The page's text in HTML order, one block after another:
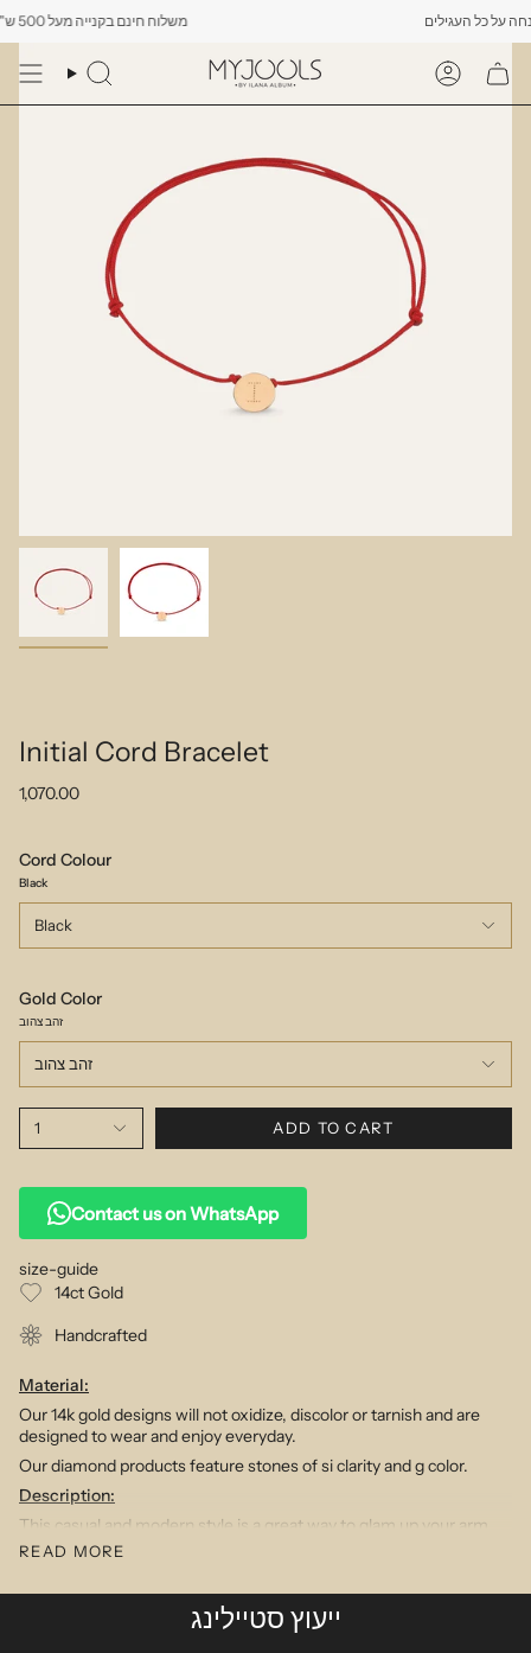
to
Search
Account
משלוח חינם בקנייה מעל 500 ש"ח -------- רק עד יום שישי הקרוב לפחות 10% הנחה על כל העגילים
Initial Cord Bracelet
1,070.00
Cord Colour
Black
Black
Gold Color
זהב צהוב
זהב צהוב
1 ADD TO CART
Contact us on WhatsApp
size-guide
14ct Gold
Handcrafted
Material:
Our 14k gold designs will not oxidize, discolor or tarnish and are
designed to wear and enjoy everyday.
Our diamond products feature stones of si clarity and g color.
Description:
This casual and modern style is a great way to glam up your arm
party
READ MORE
ייעוץ סטיילינג